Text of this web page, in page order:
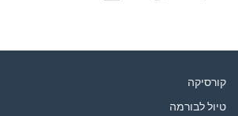
קורסיקה
טיול לבורמה